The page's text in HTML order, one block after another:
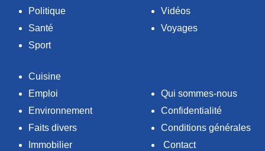
Politique
Santé
Sport
Vidéos
Voyages
Cuisine
Emploi
Environnement
Faits divers
Immobilier
Qui sommes-nous
Confidentialité
Conditions générales
Contact